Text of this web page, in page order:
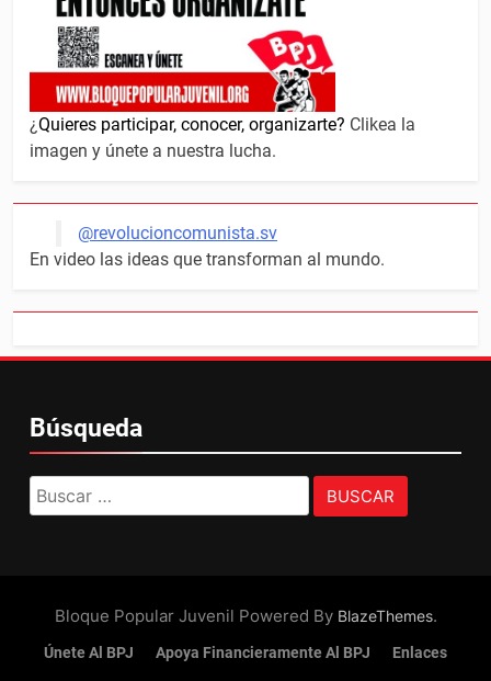
¿Quieres participar, conocer, organizarte? Clikea la
imagen y únete a nuestra lucha.
@revolucioncomunista.sv
En video las ideas que transforman al mundo.
Búsqueda
Buscar:
Bloque Popular Juvenil Powered By BlazeThemes.
Únete Al BPJ Apoya Financieramente Al BPJ Enlaces